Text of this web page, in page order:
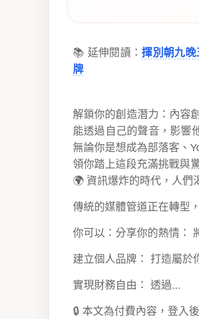
📚 延伸閱讀：揮別朝九
牌
解鎖你的創造潛力：內容
能透過自己的聲音，影響
無論你是想成為部落客、
領你踏上這段充滿挑戰與
🌍 資訊爆炸的時代，人們
傳統的媒體管道正在轉型
你可以：分享你的熱情：
建立個人品牌： 打造屬於
實現財務自由： 透過...
🔒 本文為付費內容，登入